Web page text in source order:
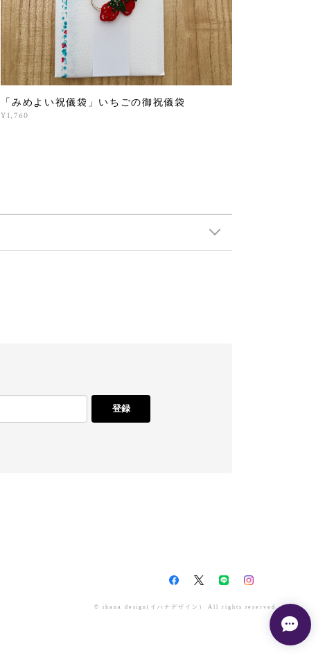
「みめよい祝儀袋」いちごの御祝儀袋
¥1,760
登録
© ihana design(イハナデザイン） All rights reserved.